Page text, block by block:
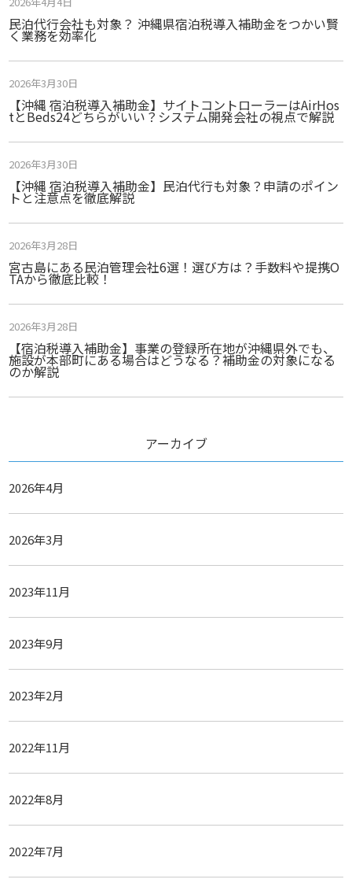
民泊代行会社も対象？ 沖縄県宿泊税導入補助金をつかい賢
く業務を効率化
【沖縄 宿泊税導入補助金】サイトコントローラーはAirHos
tとBeds24どちらがいい？システム開発会社の視点で解説
2026年3月30日
【沖縄 宿泊税導入補助金】民泊代行も対象？申請のポイン
トと注意点を徹底解説
2026年3月30日
宮古島にある民泊管理会社6選！選び方は？手数料や提携O
TAから徹底比較！
2026年3月28日
【宿泊税導入補助金】事業の登録所在地が沖縄県外でも、
施設が本部町にある場合はどうなる？補助金の対象になる
のか解説
2026年3月28日
アーカイブ
2026年4月
2026年3月
2023年11月
2023年9月
2023年2月
2022年11月
2022年8月
2022年7月